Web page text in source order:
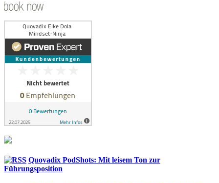
Quovadix PodShots: Mit leisem Ton zur
Führungsposition